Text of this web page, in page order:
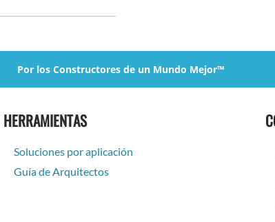
Por los Constructores de un Mundo Mejor™
HERRAMIENTAS
Soluciones por aplicación
Guía de Arquitectos